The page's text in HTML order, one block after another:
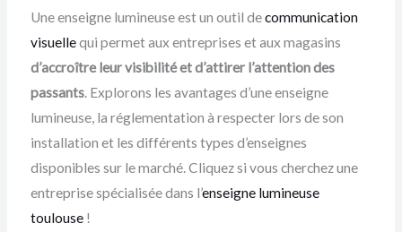
Une enseigne lumineuse est un outil decommunication
visuellequi permet aux entreprises et aux magasins
d’accroître leur visibilité et d’attirer l’attention des
passants. Explorons les avantages d’une enseigne
lumineuse, la réglementation à respecter lors de son
installation et les différents types d’enseignes
disponibles sur le marché. Cliquez si vous cherchez une
entreprise spécialisée dans l’enseigne lumineuse
toulouse!